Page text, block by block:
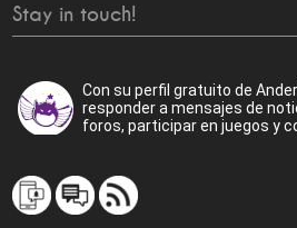
Stay in touch!
Con su perfil gratuito de
responder a mensajes de
foros, participar en juegos y